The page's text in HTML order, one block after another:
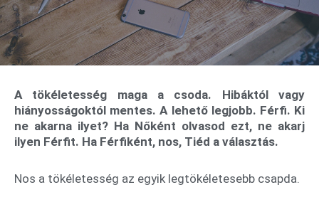
A tökéletesség maga a csoda. Hibáktól vagy
hiányosságoktól mentes. A lehető legjobb. Férfi. Ki
ne akarna ilyet? Ha Nőként olvasod ezt, ne akarj
ilyen Férfit. Ha Férfiként, nos, Tiéd a választás.
Nos a tökéletesség az egyik legtökéletesebb csapda.